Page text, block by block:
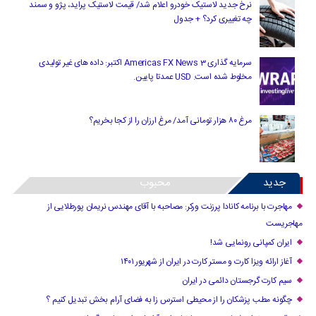
نرخ جدید لاستیک خودرو اعلام شد/ قیمت لاستیک پراید، پژو و سمند
چه تغییری کرد؟ + جدول
سرمایه گذاری Americas FX News 3 اکتبر: داده های غیر تولیدی
مخلوط شده است. USD عمدتا پایین.
مرغ ۸۰ هزار تومانی آمد/ مرغ ارزان را از کجا بخریم؟
جدید محبوب
مهاجرت با برنامه کانادا پرزنت ورکر: مصاحبه با آقای مهندس نریمان پورطلایی از
مهاجریست
ایران کمپانی رونمایی شد!
آغاز ارائه ویزا کارت و مستر کارت در ایران از شهریور ۱۴۰۱
سیم کارت گرجستان دائمی در ایران
چگونه مطب پزشکان را از محیطی استرس زا به فضای آرام بخش تبدیل کنیم ؟